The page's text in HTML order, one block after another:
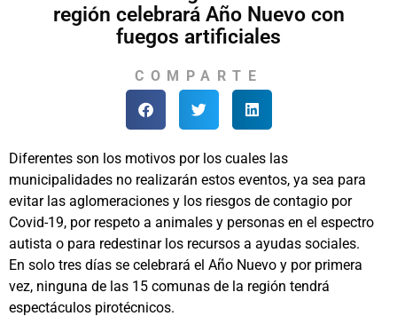
región celebrará Año Nuevo con
fuegos artificiales
COMPARTE
Diferentes son los motivos por los cuales las
municipalidades no realizarán estos eventos, ya sea para
evitar las aglomeraciones y los riesgos de contagio por
Covid-19, por respeto a animales y personas en el espectro
autista o para redestinar los recursos a ayudas sociales.
En solo tres días se celebrará el Año Nuevo y por primera
vez, ninguna de las 15 comunas de la región tendrá
espectáculos pirotécnicos.